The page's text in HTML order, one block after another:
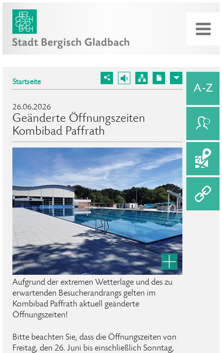
Startseite
26.06.2026
Geänderte Öffnungszeiten
Kombibad Paffrath
Aufgrund der extremen Wetterlage und des zu
erwartenden Besucherandrangs gelten im
Kombibad Paffrath aktuell geänderte
Öffnungszeiten!
Bitte beachten Sie, dass die Öffnungszeiten von
Freitag, den 26. Juni bis einschließlich Sonntag,